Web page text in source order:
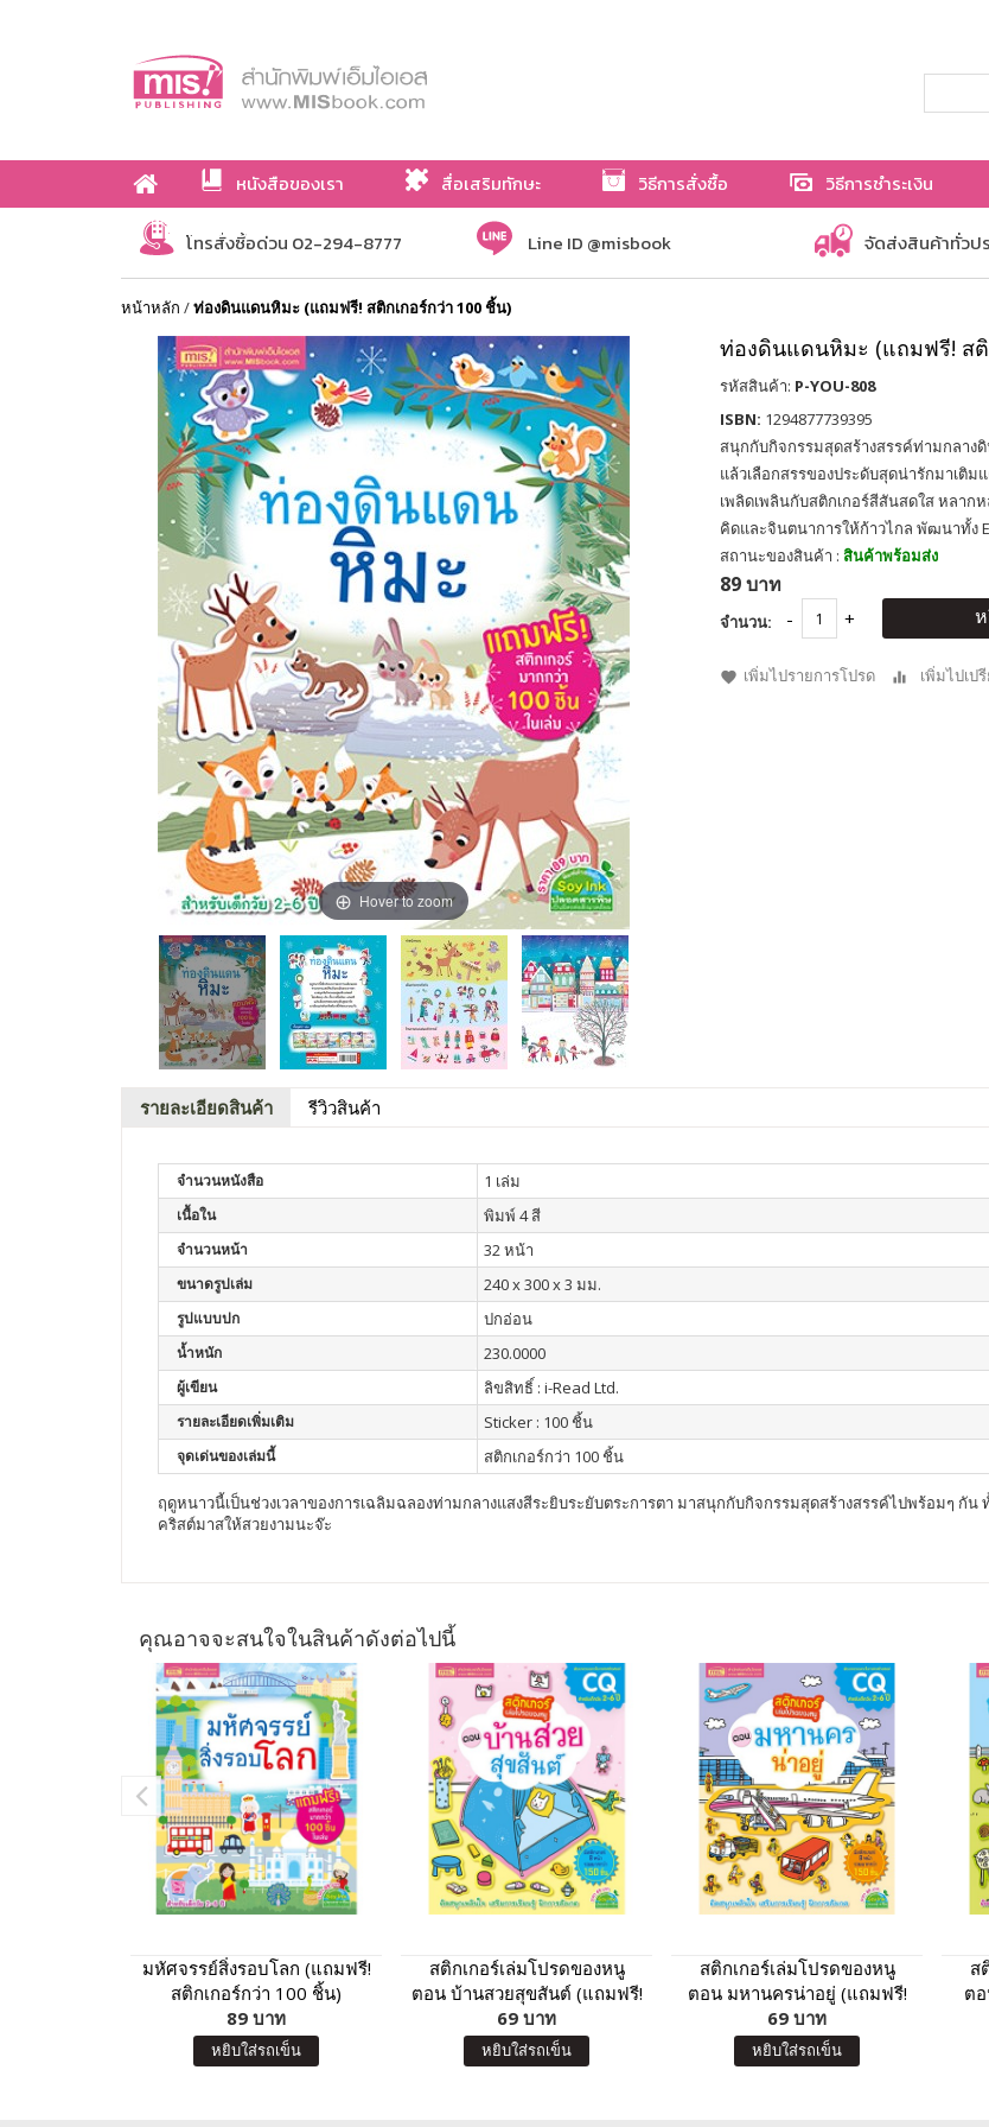
หนังสือของเรา สื่อเสริมทักษะ วิธีการสั่งซื้อ วิธีการชำระเงิน
เกี่ยวกับเรา
โทรสั่งซื้อด่วน 02-294-8777 Line ID @misbook จัดส่งสินค้าทั่วป
หน้าหลัก /ท่องดินแดนหิมะ (แถมฟรี! สติกเกอร์กว่า 100 ชิ้น)
Hover to zoom
ท่องดินแดนหิมะ (แถมฟรี! สติ
รหัสสินค้า: P-YOU-808
ISBN: 1294877739395
สนุกกับกิจกรรมสุดสร้างสรรค์ท่ามกลาง
แล้วเลือกสรรของประดับสุดน่ารักมาเติม
เพลิดเพลินกับสติกเกอร์สีสันสดใส หลาก
คิดและจินตนาการให้ก้าวไกล พัฒนาทั้ง
สถานะของสินค้า : สินค้าพร้อมส่ง
89 บาท
จำนวน:
เพิ่มไปรายการโปรด เพิ่มไปเป
รายละเอียดสินค้า รีวิวสินค้า
จำนวนหนังสือ 1 เล่ม
เนื้อใน พิมพ์ 4 สี
จำนวนหน้า 32 หน้า
ขนาดรูปเล่ม 240 x 300 x 3 มม.
รูปแบบปก ปกอ่อน
น้ำหนัก 230.0000
ผู้เขียน ลิขสิทธิ์ : i-Read Ltd.
รายละเอียดเพิ่มเติม Sticker : 100 ชิ้น
จุดเด่นของเล่มนี้ สติกเกอร์กว่า 100 ชิ้น
ฤดูหนาวนี้เป็นช่วงเวลาของการเฉลิมฉลองท่ามกลางแสงสีระยิบระยับตระการตา มาสนุกกับกิจกรรมสุดสร้างสรรค์ไปพร้อมๆ กั
คริสต์มาสให้สวยงามนะจ๊ะ
คุณอาจจะสนใจในสินค้าดังต่อไปนี้
มหัศจรรย์สิ่งรอบโลก (แถมฟรี!
สติกเกอร์กว่า 100 ชิ้น)
89 บาท
หยิบใส่รถเข็น
สติกเกอร์เล่มโปรดของหนู
ตอน บ้านสวยสุขสันต์ (แถมฟรี!
สติกเกอร์กว่า 150 ชิ้น)
69 บาท
หยิบใส่รถเข็น
สติกเกอร์เล่มโปรดของหนู
ตอน มหานครน่าอยู่ (แถมฟรี!
สติกเกอร์กว่า 150 ชิ้น)
69 บาท
หยิบใส่รถเข็น
ส
ต